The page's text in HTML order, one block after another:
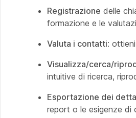
Registrazione delle
formazione e le
Valuta i contatti:
Visualizza/cerca/
intuitive di ricerca,
Esportazione dei
report o le esigenze di